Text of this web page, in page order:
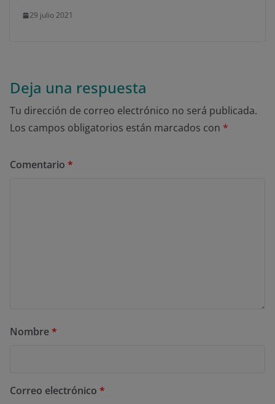
29 julio 2021
Deja una respuesta
Tu dirección de correo electrónico no será publicada.
Los campos obligatorios están marcados con *
Comentario *
Nombre*
Correo electrónico *